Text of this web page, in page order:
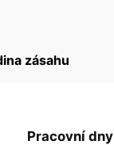
zásahu
Pracovní dny